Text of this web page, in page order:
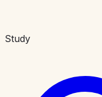
Study